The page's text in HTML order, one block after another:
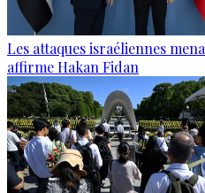
Les attaques israéliennes
affirme Hakan Fidan